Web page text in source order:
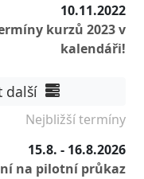
10.11.2022
kurzů 2023 v
kalendáři!
další
Nejbližší termíny
15.8. - 16.8.2026
na pilotní průkaz